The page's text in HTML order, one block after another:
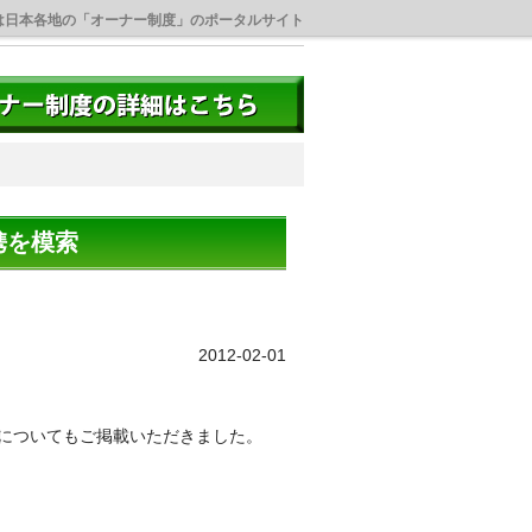
本各地の「オーナー制度」のポータルサイト
模索
2012-02-01
いてもご掲載いただきました。